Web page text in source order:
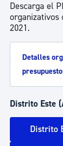
Descarga el
organizativos
2021.
Detalles
Distrito Este
Distrito